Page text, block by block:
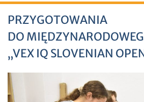
PRZYGOTOWANIA
DO
„VEX IQ SLOVENIAN